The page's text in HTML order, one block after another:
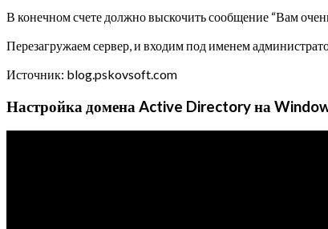
В конечном счете должно выскочить сообщение “Вам
Перезагружаем сервер, и входим под именем
Источник: blog.pskovsoft.com
Настройка домена Active Directory на